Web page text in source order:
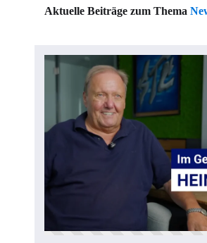
Aktuelle Beiträge zum Thema